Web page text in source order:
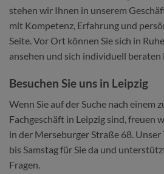
stehen wir Ihnen in unserem
mit Kompetenz, Erfahrung und
Seite. Vor Ort können Sie sich in
ansehen und sich individuell beraten
Besuchen Sie uns in Leipzig
Wenn Sie auf der Suche nach einem
Fachgeschäft in Leipzig sind, freuen
in der Merseburger Straße 68.
bis Samstag für Sie da und
Fragen.